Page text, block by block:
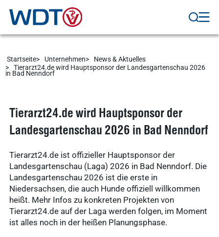
Ergebnisse
anzeigen
novaderma
Ergebnisse
gründen
Ergebnisse
Mitgliedschaft
Ergebnisse
anzeigen
WDT-Gruppe
Marktplatz
vetsoft.one
vetat.work
basics4vets
Startseite Unternehmen
News & Aktuelles
Tierarzt24.de wird Hauptsponsor der Landesgartenschau 2026
in Bad Nenndorf
Tierarzt24.de wird Hauptsponsor der
Landesgartenschau 2026 in Bad Nenndorf
Tierarzt24.de ist offizieller Hauptsponsor der
Landesgartenschau (Laga) 2026 in Bad Nenndorf. Die
Landesgartenschau 2026 ist die erste in
Niedersachsen, die auch Hunde offiziell willkommen
heißt. Mehr Infos zu konkreten Projekten von
Tierarzt24.de auf der Laga werden folgen, im Moment
ist alles noch in der heißen Planungsphase.